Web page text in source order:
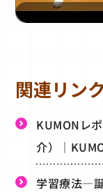
関連リン
KUMONレ
介）｜
学習療法―